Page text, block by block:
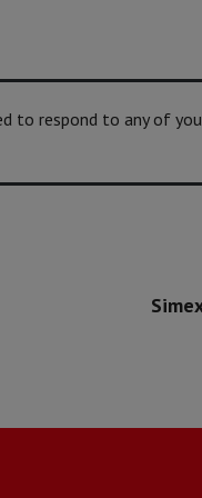
to respond to any of